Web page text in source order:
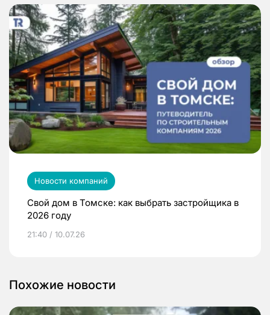
Новости компаний
Свой дом в Томске: как выбрать застройщика в
2026 году
21:40 / 10.07.26
Похожие новости